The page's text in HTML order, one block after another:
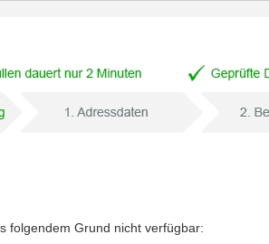
folgendem Grund nicht verfügbar: